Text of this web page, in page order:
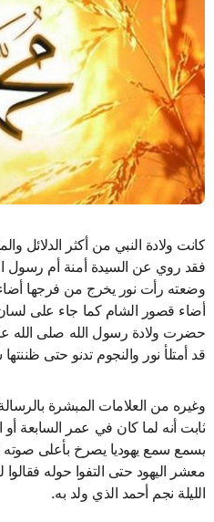
كانت ولادة النبي من أكثر الدلائل
فقد روي عن السيدة أمنة أم رسول
وضعته رأت نور يخرج من فرجها
أضاء قصور الشام كما جاء على
حضرت ولادة رسول الله صلى الله
قد أمتلأ نور والنجوم تدنو حتى
وغيره من العلامات المبشرة
ثابت أنه لما كان في عمر السابعة
يسمع سمع يهوديا يصرخ بأعلى صوته
معشر اليهود حتى التفوا حوله
الليلة نجم أحمد الذي ولد به.